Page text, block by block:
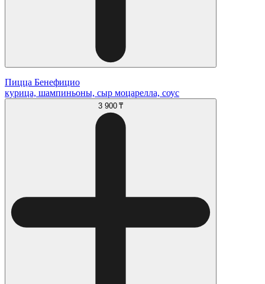
Пицца Бенефицио
курица, шампиньоны, сыр моцарелла, соус
3 900 ₸